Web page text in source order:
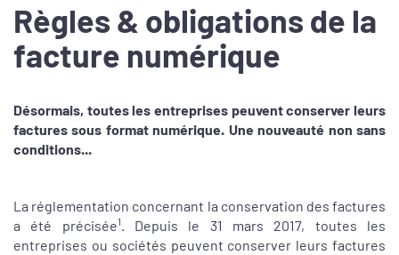
Règles & obligations de la
facture numérique
Désormais, toutes les entreprises peuvent conserver leurs
factures sous format numérique. Une nouveauté non sans
conditions...
La réglementation concernant la conservation des factures
a été précisée1. Depuis le 31 mars 2017, toutes les
entreprises ou sociétés peuvent conserver leurs factures